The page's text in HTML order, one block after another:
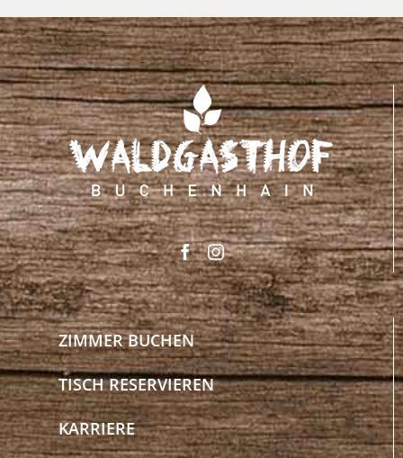
ZIMMER BUCHEN
TISCH RESERVIEREN
KARRIERE